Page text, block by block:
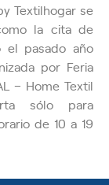
Textilhogar se
la cita de
el pasado año
por Feria
– Home Textil
sólo para
de 10 a 19